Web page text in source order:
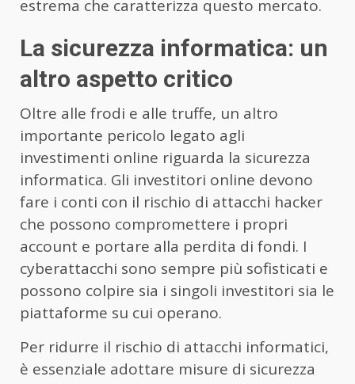
estrema che caratterizza questo mercato.
La sicurezza informatica: un
altro aspetto critico
Oltre alle frodi e alle truffe, un altro
importante pericolo legato agli
investimenti online riguarda la sicurezza
informatica. Gli investitori online devono
fare i conti con il rischio di attacchi hacker
che possono compromettere i propri
account e portare alla perdita di fondi. I
cyberattacchi sono sempre più sofisticati e
possono colpire sia i singoli investitori sia le
piattaforme su cui operano.
Per ridurre il rischio di attacchi informatici,
è essenziale adottare misure di sicurezza